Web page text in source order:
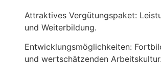
Attraktives Vergütungspaket:
und Weiterbildung.
Entwicklungsmöglichkeiten:
und wertschätzenden Arbeitskultur.